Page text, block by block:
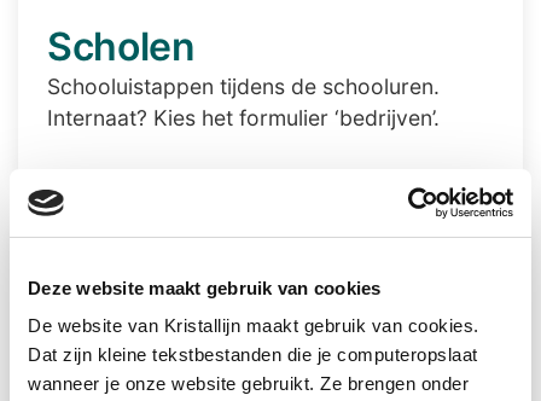
Deze website maakt gebruik van cookies
De website van Kristallijn maakt gebruik van cookies.
Dat zijn kleine tekstbestanden die je computeropslaat
wanneer je onze website gebruikt. Ze brengen onder
Scholen
Schooluistappen tijdens de schooluren.
Internaat? Kies het formulier ‘bedrijven’.